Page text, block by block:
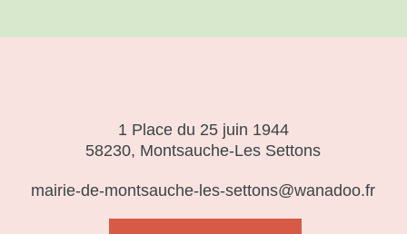
1 Place du 25 juin 1944
58230, Montsauche-Les Settons
mairie-de-montsauche-les-settons@wanadoo.fr